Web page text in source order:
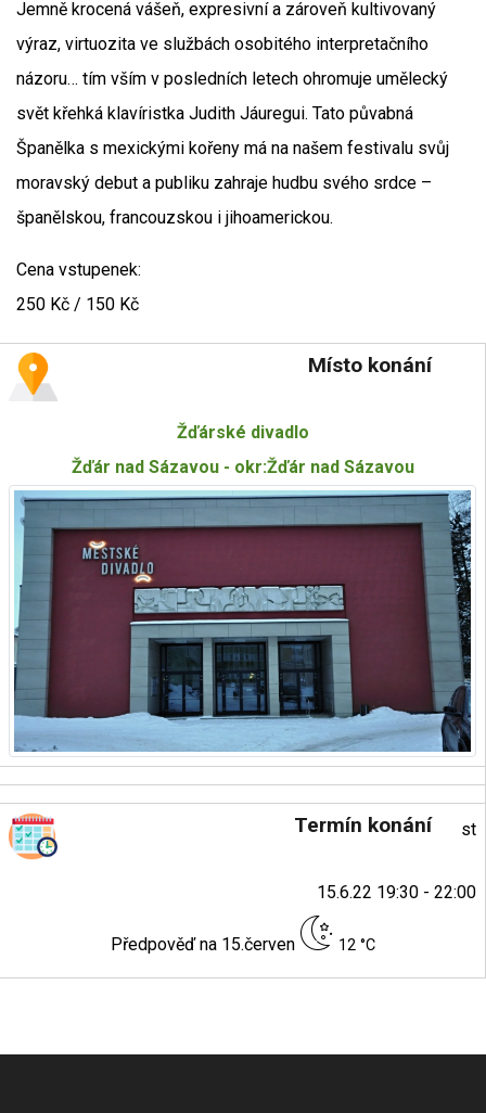
Jemně krocená vášeň, expresivní a zároveň kultivovaný
výraz, virtuozita ve službách osobitého interpretačního
názoru… tím vším v posledních letech ohromuje umělecký
svět křehká klavíristka Judith Jáuregui. Tato půvabná
Španělka s mexickými kořeny má na našem festivalu svůj
moravský debut a publiku zahraje hudbu svého srdce –
španělskou, francouzskou i jihoamerickou.
Cena vstupenek:
250 Kč / 150 Kč
Místo konání
Žďárské divadlo
Žďár nad Sázavou - okr:Žďár nad Sázavou
Termín konání st
15.6.22 19:30 - 22:00
Předpověď na 15.červen 12 °C